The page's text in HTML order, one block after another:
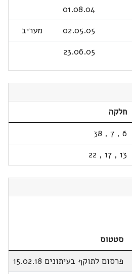
01.08.04
02.05.05
מעריב
23.06.05
חלקה
6
,
7
,
38
13
,
17
,
22
סטטוס
פרסום לתוקף בעיתונים 15.02.18